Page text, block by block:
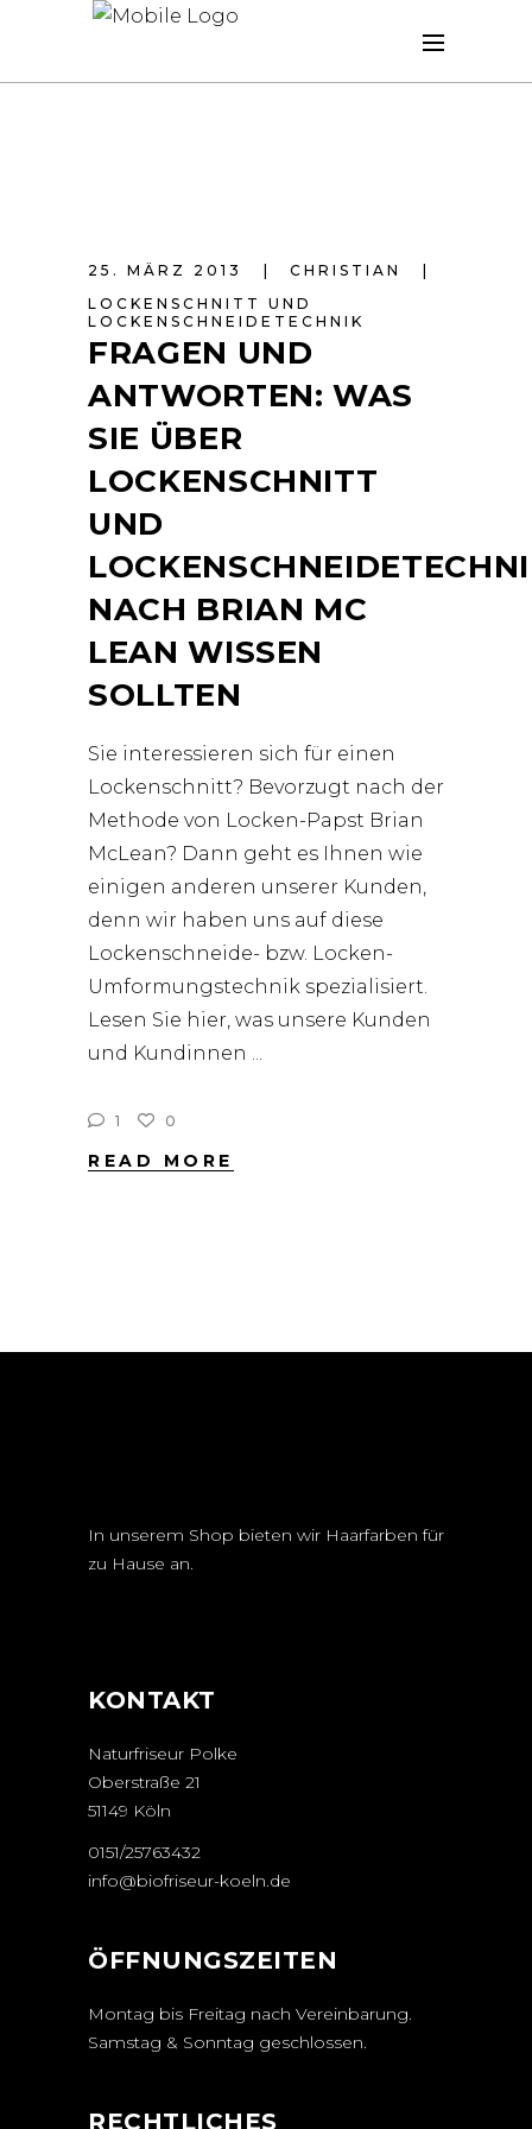
25. MÄRZ 2013
CHRISTIAN
LOCKENSCHNITT UND
LOCKENSCHNEIDETECHNIK
FRAGEN UND
ANTWORTEN: WAS
SIE ÜBER
LOCKENSCHNITT
UND
NACH BRIAN MC
LEAN WISSEN
SOLLTEN
Sie interessieren sich für einen
Lockenschnitt? Bevorzugt nach der
Methode von Locken-Papst Brian
McLean? Dann geht es Ihnen wie
einigen anderen unserer Kunden,
denn wir haben uns auf diese
Lockenschneide- bzw. Locken-
Umformungstechnik spezialisiert.
Lesen Sie hier, was unsere Kunden
und Kundinnen
1 0
READ MORE
In unserem Shop bieten wir Haarfarben für
zu Hause an.
KONTAKT
Naturfriseur Polke
Oberstraße 21
51149 Köln
0151/25763432
info@biofriseur-koeln.de
ÖFFNUNGSZEITEN
Montag bis Freitag nach Vereinbarung.
Samstag & Sonntag geschlossen.
RECHTLICHES